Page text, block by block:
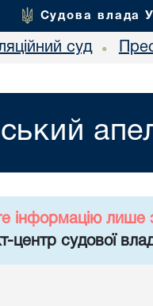
Судова влада
суд •
інформацію лише
центр судової